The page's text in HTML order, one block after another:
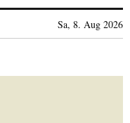
Sa, 8. Aug 2026